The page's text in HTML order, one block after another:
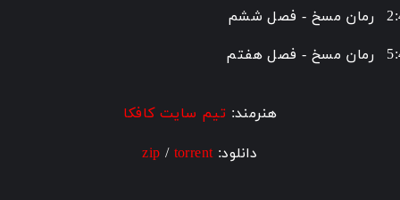
رمان مسخ - فصل ششم
رمان مسخ - فصل هفتم
هنرمند: تیم سایت کافکا
دانلود:
zip /torrent